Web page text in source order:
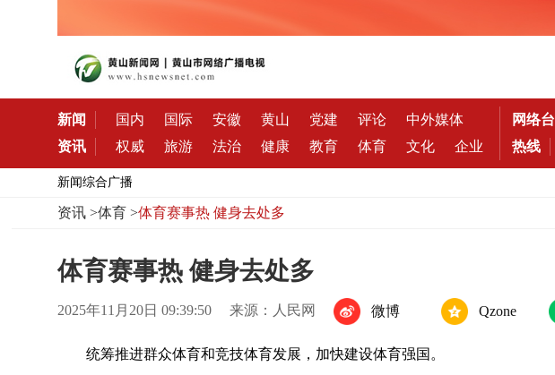
新闻 国内 国际 安徽 黄山 党建 评论
中外媒体
资讯
权威 旅游 法治 健康 教育 体育 文化 企业
网络台
热线
新闻综合广播
资讯>体育>体育赛事热 健身去处多
体育赛事热 健身去处多
2025年11月20日 09:39:50 来源：人民网 微博 Qzone
统筹推进群众体育和竞技体育发展，加快建设体育强国。